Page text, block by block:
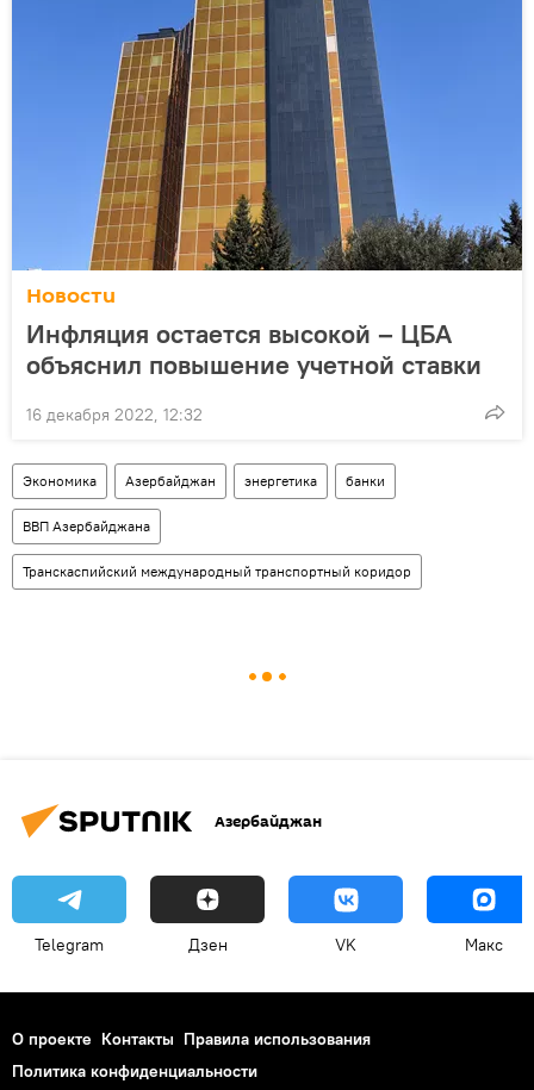
Новости
Инфляция остается высокой – ЦБА
объяснил повышение учетной ставки
16 декабря 2022, 12:32
Экономика Азербайджан энергетика банки
ВВП Азербайджана
Транскаспийский международный транспортный коридор
Азербайджан
Telegram Дзен VK Макс
О проекте Контакты Правила использования
Политика конфиденциальности